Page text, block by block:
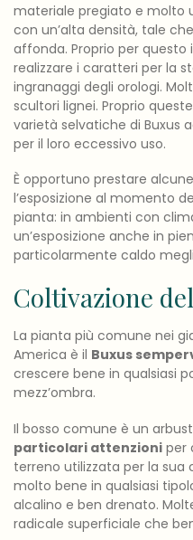
materiale pregiato e molto
con un’alta densità, tale
affonda. Proprio per
realizzare i caratteri per la
ingranaggi degli orologi.
scultori lignei. Proprio
varietà selvatiche di Buxus
per il loro eccessivo uso.
È opportuno prestare
l’esposizione al momento
pianta: in ambienti con
un’esposizione anche in
particolarmente caldo
Coltivazione
La pianta più comune nei
America è il Buxus
crescere bene in qualsiasi
mezz’ombra.
Il bosso comune è un
particolari attenzioni per
terreno utilizzata per la sua
molto bene in qualsiasi
alcalino e ben drenato.
radicale superficiale che